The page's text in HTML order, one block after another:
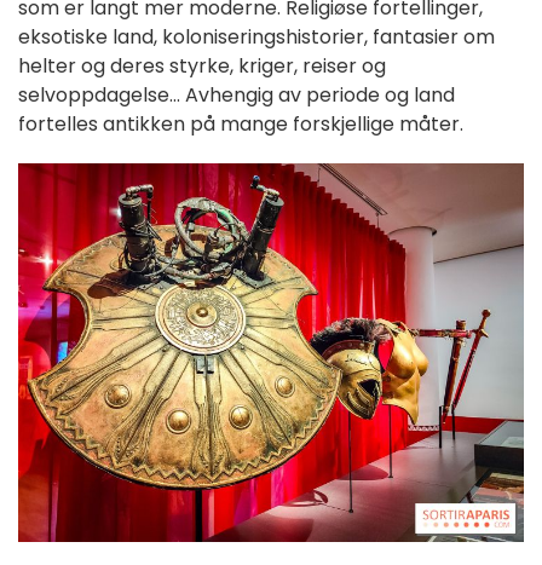
som er langt mer moderne. Religiøse fortellinger,
eksotiske land, koloniseringshistorier, fantasier om
helter og deres styrke, kriger, reiser og
selvoppdagelse... Avhengig av periode og land
fortelles antikken på mange forskjellige måter.